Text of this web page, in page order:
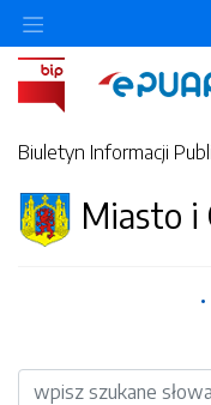
Biuletyn Informacji
Miasto i
Wyszukiwarka